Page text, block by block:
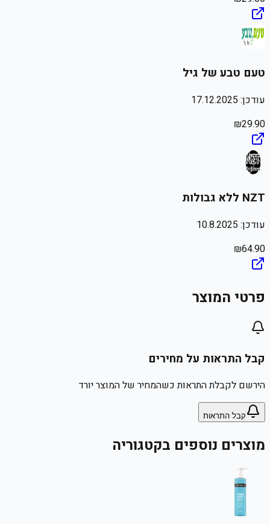
טעם טבע של גיל
עודכן: 17.12.2025
₪29.90
NZT ללא גבולות
עודכן: 10.8.2025
₪64.90
פרטי המוצר
קבל התראות על מחירים
הירשם לקבלת התראות כשהמחיר של המוצר יורד
קבל התראות
מוצרים נוספים בקטגוריה